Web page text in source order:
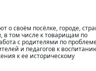
о своём посёлке, городе,
в том числе к товарищам по
с родителями по
и педагогов к
к ее историческому